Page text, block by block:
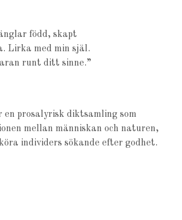
född, skapt
Lirka med min själ.
runt ditt sinne.”
en prosalyrisk diktsamling som
mellan människan och naturen,
individers sökande efter godhet.